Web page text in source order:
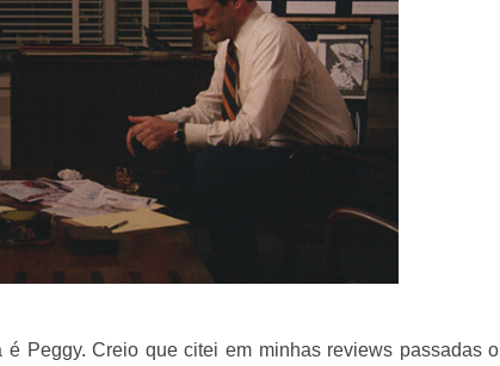
Peggy. Creio que citei em minhas reviews passadas o